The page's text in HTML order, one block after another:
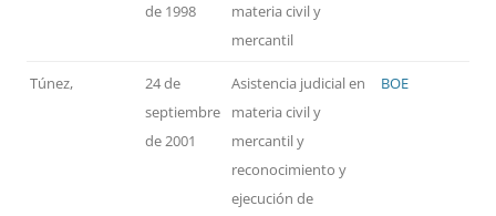
de 1998
materia civil y
mercantil
Túnez,
24 de
septiembre
de 2001
Asistencia judicial en
materia civil y
mercantil y
reconocimiento y
ejecución de
BOE